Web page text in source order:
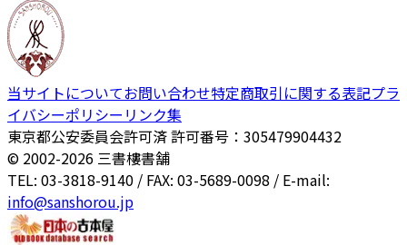
当サイトについてお問い合わせ特定商取引に関する表記プラ
イバシーポリシー リンク集
東京都公安委員会許可済 許可番号：305479904432
© 2002-2026 三書樓書舗
TEL: 03-3818-9140 / FAX: 03-5689-0098 / E-mail:
info@sanshorou.jp